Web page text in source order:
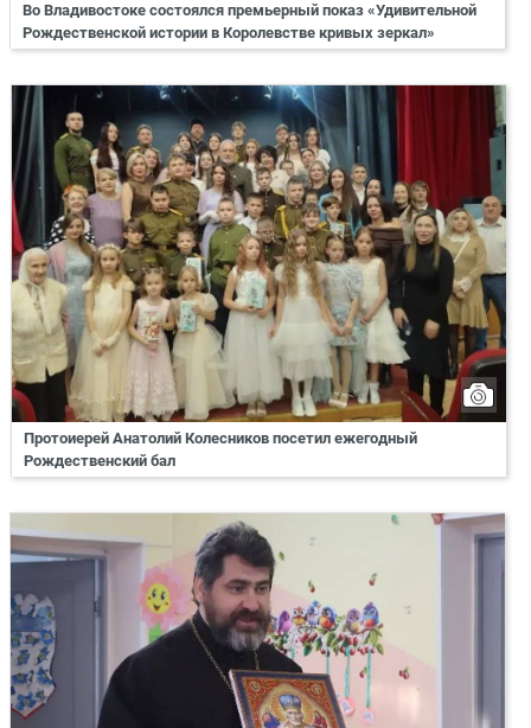
Во Владивостоке состоялся премьерный показ «Удивительной
Рождественской истории в Королевстве кривых зеркал»
Протоиерей Анатолий Колесников посетил ежегодный
Рождественский бал